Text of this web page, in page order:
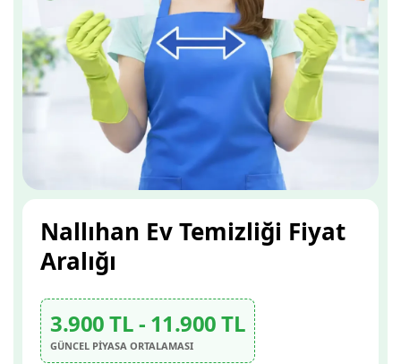
Nallıhan Ev Temizliği Fiyat
Aralığı
3.900 TL - 11.900 TL
GÜNCEL PİYASA ORTALAMASI